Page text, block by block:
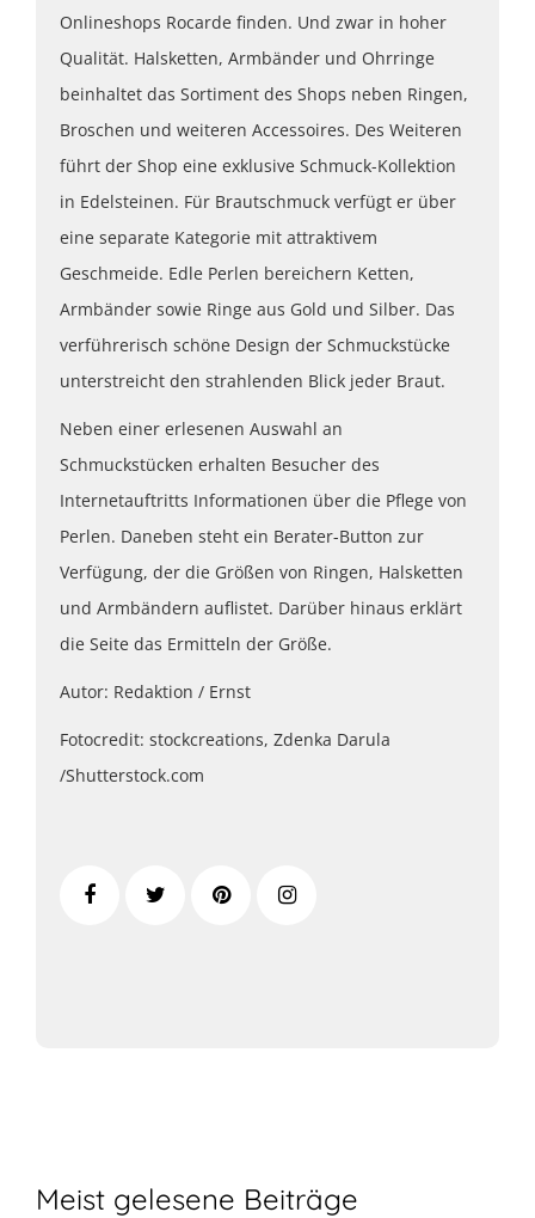
Onlineshops Rocarde finden. Und zwar in hoher
Qualität. Halsketten, Armbänder und Ohrringe
beinhaltet das Sortiment des Shops neben Ringen,
Broschen und weiteren Accessoires. Des Weiteren
führt der Shop eine exklusive Schmuck-Kollektion
in Edelsteinen. Für Brautschmuck verfügt er über
eine separate Kategorie mit attraktivem
Geschmeide. Edle Perlen bereichern Ketten,
Armbänder sowie Ringe aus Gold und Silber. Das
verführerisch schöne Design der Schmuckstücke
unterstreicht den strahlenden Blick jeder Braut.
Neben einer erlesenen Auswahl an
Schmuckstücken erhalten Besucher des
Internetauftritts Informationen über die Pflege von
Perlen. Daneben steht ein Berater-Button zur
Verfügung, der die Größen von Ringen, Halsketten
und Armbändern auflistet. Darüber hinaus erklärt
die Seite das Ermitteln der Größe.
Autor: Redaktion / Ernst
Fotocredit: stockcreations, Zdenka Darula
/Shutterstock.com
Meist gelesene Beiträge